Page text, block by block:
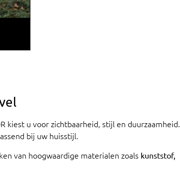
kiest u voor zichtbaarheid, stijl en duurzaamheid.
bij uw huisstijl.
van hoogwaardige materialen zoals kunststof,